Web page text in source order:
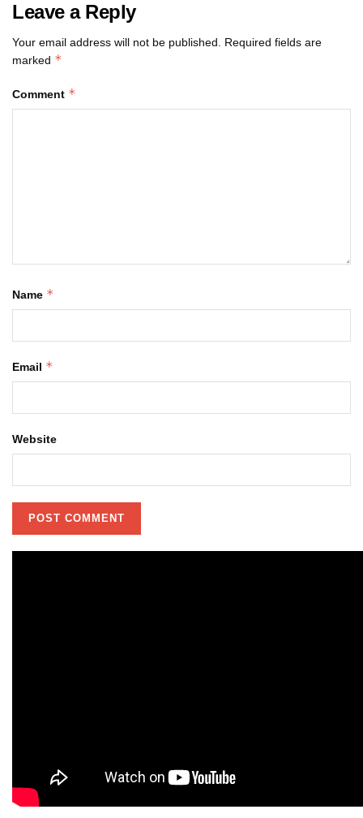
Leave a Reply
Your email address will not be published. Required fields are
marked *
Comment *
Name *
Email *
Website